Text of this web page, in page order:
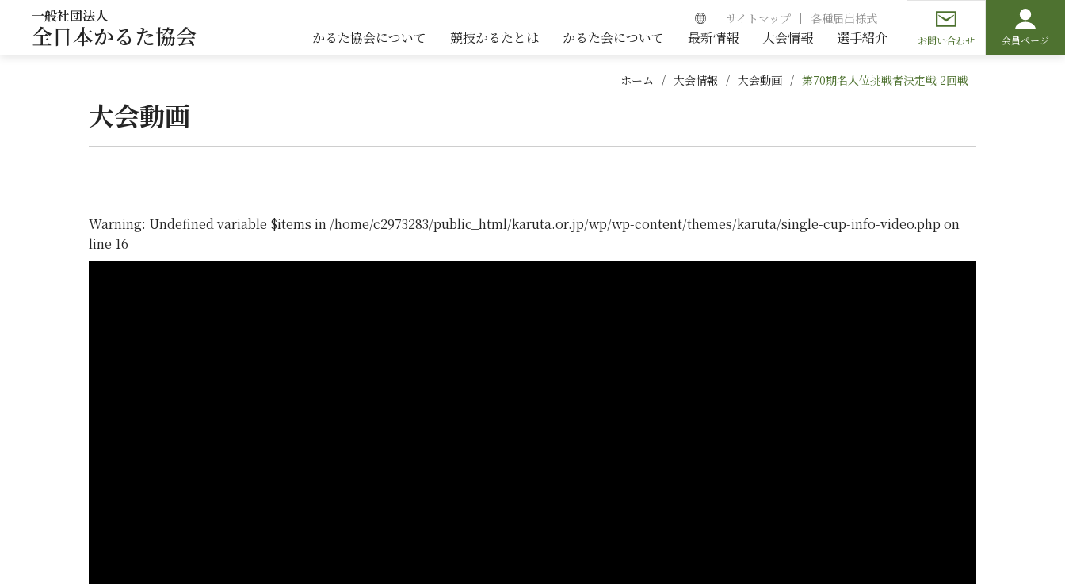
一般社団法人
全日本かるた協会
サイトマップ 各種届出様式
かるた協会について 競技かるたとは かるた会について 最新情報 大会情報 選手紹介 お問い合わせ 会員ページ
ホーム 大会情報 大会動画 第70期名人位挑戦者決定戦 2回戦
大会動画
Warning: Undefined variable $items in /home/c2973283/public_html/karuta.or.jp/wp/wp-content/themes/karuta/single-cup-info-video.php on
line 16